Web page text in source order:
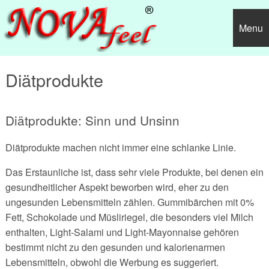
Menu
Anabole Diät
Atkins Diät
BCM Diät
Blutgruppendiät
Brigitte Diät
Diäten H-M
Heilfasten
Hollywood Diät
Hollywood Star Diät
Kartoffeldiät
Ketogene Diät
Diäten N-S
Nulldiät
Online Diät / Diäten
Ornish-Diät - Die Ornish Herz Diät
Diäten T-Z
Treffpunkt Wunschgewicht Diät
Trennkost nach Dr. Hay
Vitalstoffreiche Vollwertkost
Sonstiges
Warum sind Diäten selten erfolgreich?
BMI berechnen / Body-Mass-Index
Stiftung Warentest: "Sehr Gut"
Novafeel Gewichtsreduktionsprogramm?
Leistungen, Preise, Teilnahmevoraussetzungen
Allgemeine Geschäftsbedingungen
Ernährung
Kalorientabelle
xxx
Fette
Fettarten
Cholesterin
Gesättigte Fettsäuren
Speiseöle
Kohlenhydrate
xxx
Eiweiße
Fitness
Waschbrettbauch
Stretching
Trainingsmethoden
Inline-Skating
Gesundheit
xxx
Diverses
xxx
Diätprodukte
Diätprodukte: Sinn und Unsinn
Diätprodukte machen nicht immer eine schlanke Linie.
Das Erstaunliche ist, dass sehr viele Produkte, bei denen ein
gesundheitlicher Aspekt beworben wird, eher zu den
ungesunden Lebensmitteln zählen. Gummibärchen mit 0%
Fett, Schokolade und Müsliriegel, die besonders viel Milch
enthalten, Light-Salami und Light-Mayonnaise gehören
bestimmt nicht zu den gesunden und kalorienarmen
Lebensmitteln, obwohl die Werbung es suggeriert.